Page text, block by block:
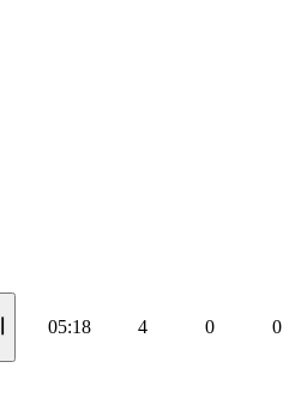
05:18 4 0 0